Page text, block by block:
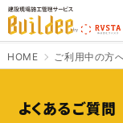
建設現場施工管理サー
HOME ご利用中の方
よくあるご質問